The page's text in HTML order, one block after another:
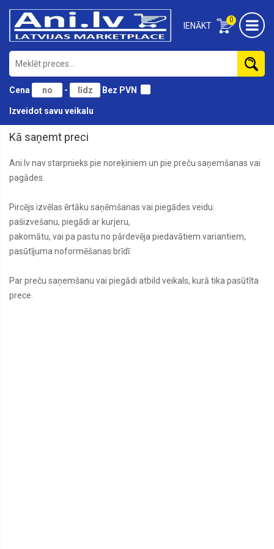
0
IENĀKT
Cena - Bez PVN
Izveidot savu veikalu
Kā saņemt preci
Ani.lv nav starpnieks pie noreķiniem un pie preču saņemšanas vai
pagādes.
Pircējs izvēlas ērtāku saņēmšanas vai piegādes veidu:
pašizvešanu, piegādi ar kurjeru,
pakomātu, vai pa pastu no pārdevēja piedavātiem variantiem,
pasūtījuma noformēšanas brīdī.
Par preču saņemšanu vai piegādi atbild veikals, kurā tika pasūtīta
prece.